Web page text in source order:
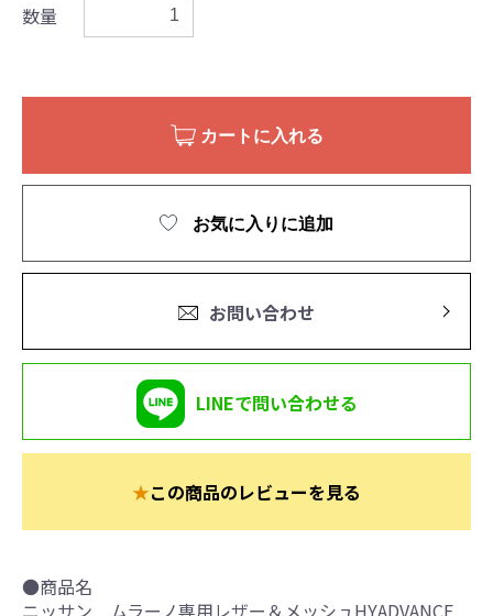
数量
カートに入れる
お気に入りに追加
お問い合わせ
LINEで問い合わせる
★この商品のレビューを見る
●商品名
ニッサン ムラーノ専用レザー＆メッシュHYADVANCE